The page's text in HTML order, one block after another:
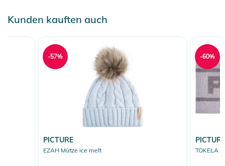
Kunden kauften auch
PICTURE
EZAH Mütze ice melt
-57%
PICTURE
TOKELA
-60%